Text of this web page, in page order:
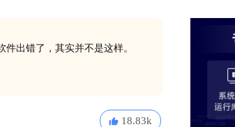
出错了，其实并不是这样。
18.83k